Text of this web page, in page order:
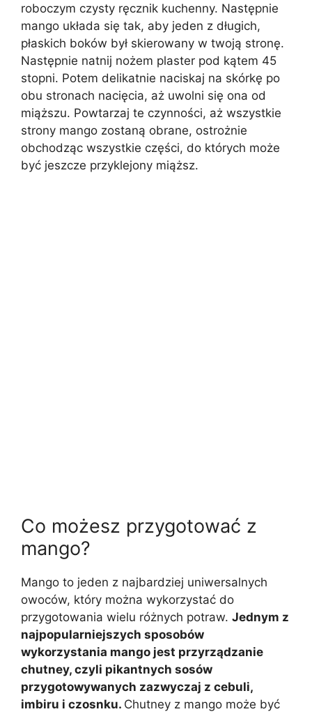
roboczym czysty ręcznik kuchenny. Następnie
mango układa się tak, aby jeden z długich,
płaskich boków był skierowany w twoją stronę.
Następnie natnij nożem plaster pod kątem 45
stopni. Potem delikatnie naciskaj na skórkę po
obu stronach nacięcia, aż uwolni się ona od
miąższu. Powtarzaj te czynności, aż wszystkie
strony mango zostaną obrane, ostrożnie
obchodząc wszystkie części, do których może
być jeszcze przyklejony miąższ.
Co możesz przygotować z
mango?
Mango to jeden z najbardziej uniwersalnych
owoców, który można wykorzystać do
przygotowania wielu różnych potraw. Jednym z
najpopularniejszych sposobów
wykorzystania mango jest przyrządzanie
chutney, czyli pikantnych sosów
przygotowywanych zazwyczaj z cebuli,
imbiru i czosnku. Chutney z mango może być